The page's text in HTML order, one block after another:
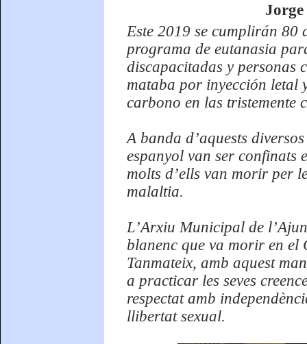
Este 2019 se cumplirán 80
programa de eutanasia
discapacitadas y personas
mataba por inyección letal
carbono en las tristemente
A banda d’aquests
espanyol van ser confinats
molts d’ells van morir per
malaltia.
L’Arxiu Municipal de
blanenc que va morir en el
Tanmateix, amb aquest
a practicar les seves
respectat amb
llibertat sexual.